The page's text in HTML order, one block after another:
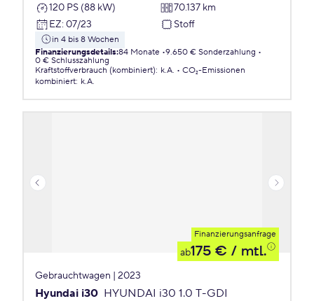
120 PS (88 kW)
70.137 km
EZ: 07/23 Stoff
in 4 bis 8 Wochen
Finanzierungsdetails:84 Monate 9.650 € Sonderzahlung
0 € Schlusszahlung
Kraftstoffverbrauch (kombiniert): k.A.
CO₂-Emissionen
kombiniert: k.A.
Finanzierungsanfrage
ab175 € / mtl.
Gebrauchtwagen | 2023
Hyundai i30 HYUNDAI i30 1.0 T-GDI